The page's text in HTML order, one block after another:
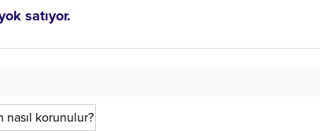
satıyor.